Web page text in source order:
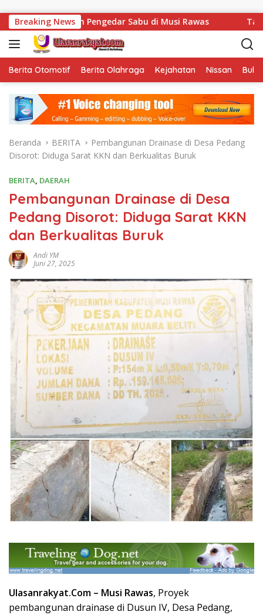
Breaking News
Pengedar Sabu di Musi Rawas Tak Sekadar
Berita Otomotif Berita Olahraga Kejahatan Nissan
Beranda BERITA
Pembangunan Drainase di Desa Pedang
Disorot: Diduga Sarat KKN dan Berkualitas Buruk
BERITA, DAERAH
Pembangunan Drainase di Desa
Pedang Disorot: Diduga Sarat KKN
dan Berkualitas Buruk
Andi YM
Juni 27, 2025
Ulasanrakyat.Com – Musi Rawas, Proyek
pembangunan drainase di Dusun IV, Desa Pedang,